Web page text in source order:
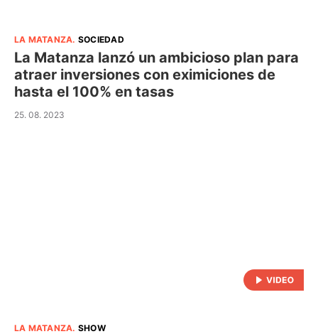
LA MATANZA. SOCIEDAD
La Matanza lanzó un ambicioso plan para
atraer inversiones con eximiciones de
hasta el 100% en tasas
25. 08. 2023
LA MATANZA. SHOW